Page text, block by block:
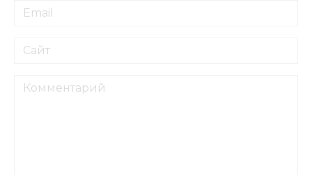
Email
Сайт
Комментарий